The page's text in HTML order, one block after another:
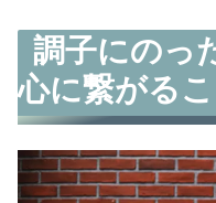
調子にのっ
心に繋がる